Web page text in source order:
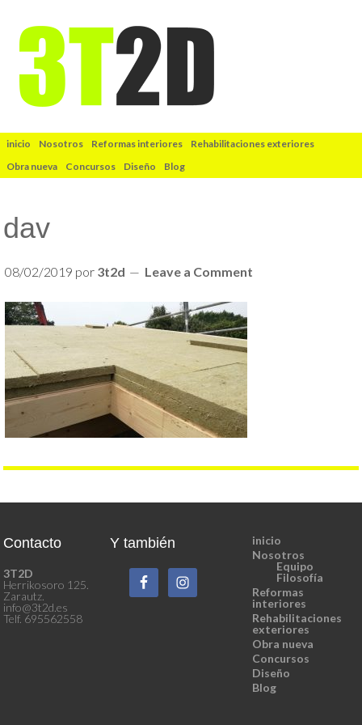
inicio Nosotros Reformas interiores
Rehabilitaciones exteriores
Obra nueva
Concursos Diseño Blog
dav
08/02/2019 por 3t2d Leave a Comment
Contacto
3T2D
Herrikosoro 125.
Zarautz.
info@3t2d.es
Telf. 695562558
Y también
inicio
Nosotros
Equipo
Filosofía
Reformas
interiores
Rehabilitaciones
exteriores
Obra nueva
Concursos
Diseño
Blog